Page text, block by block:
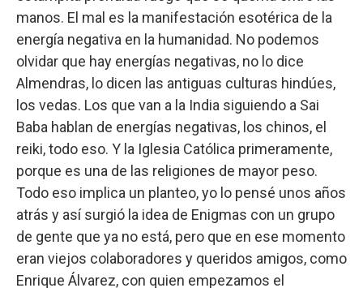
manos. El mal es la manifestación esotérica de la
energía negativa en la humanidad. No podemos
olvidar que hay energías negativas, no lo dice
Almendras, lo dicen las antiguas culturas hindúes,
los vedas. Los que van a la India siguiendo a Sai
Baba hablan de energías negativas, los chinos, el
reiki, todo eso. Y la Iglesia Católica primeramente,
porque es una de las religiones de mayor peso.
Todo eso implica un planteo, yo lo pensé unos años
atrás y así surgió la idea de Enigmas con un grupo
de gente que ya no está, pero que en ese momento
eran viejos colaboradores y queridos amigos, como
Enrique Álvarez, con quien empezamos el